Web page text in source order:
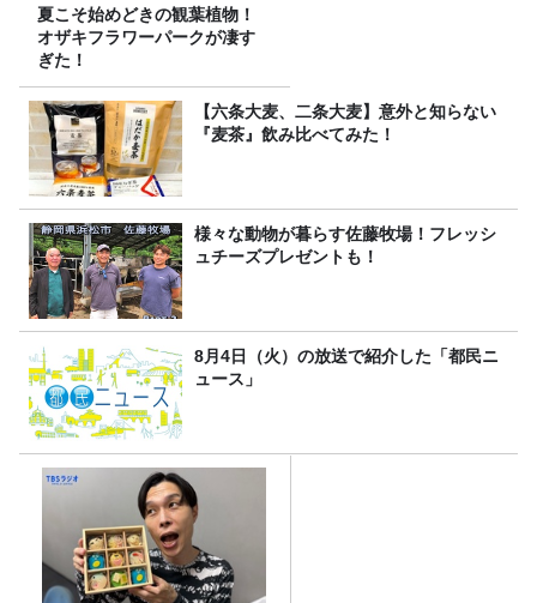
夏こそ始めどきの観葉植物！
オザキフラワーパークが凄す
ぎた！
【六条大麦、二条大麦】意外と知らない
『麦茶』飲み比べてみた！
様々な動物が暮らす佐藤牧場！フレッシ
ュチーズプレゼントも！
8月4日（火）の放送で紹介した「都民ニ
ュース」